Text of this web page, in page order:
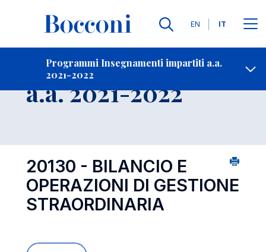
Lingue
EN IT
Programmi Insegnamenti impartiti a.a.
2021-2022
Contatti
Insegnamento
a.a. 2021-2022
20130 - BILANCIO E
OPERAZIONI DI GESTIONE
STRAORDINARIA